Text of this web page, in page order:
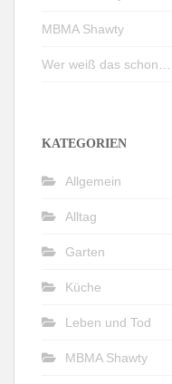
MBMA Shawty
Wer weiß das schon…
KATEGORIEN
Allgemein
Alltag
Garten
Küche
Leben und Tod
MBMA Shawty